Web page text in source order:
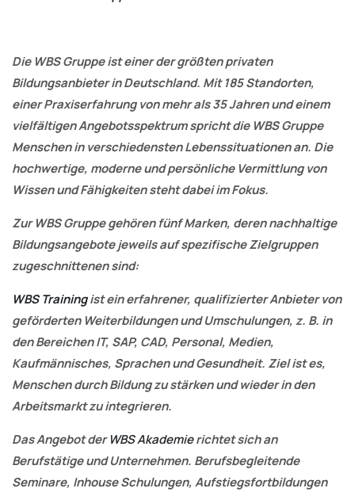
Die WBS Gruppe ist einer der größten privaten
Bildungsanbieter in Deutschland. Mit 185 Standorten,
einer Praxiserfahrung von mehr als 35 Jahren und einem
vielfältigen Angebotsspektrum spricht die WBS Gruppe
Menschen in verschiedensten Lebenssituationen an. Die
hochwertige, moderne und persönliche Vermittlung von
Wissen und Fähigkeiten steht dabei im Fokus.
Zur WBS Gruppe gehören fünf Marken, deren nachhaltige
Bildungsangebote jeweils auf spezifische Zielgruppen
zugeschnittenen sind:
WBS Trainingistein erfahrener, qualifizierter Anbieter von
geförderten Weiterbildungen und Umschulungen, z. B. in
den Bereichen IT, SAP, CAD, Personal, Medien,
Kaufmännisches, Sprachen und Gesundheit. Ziel ist es,
Menschen durch Bildung zu stärken und wieder in den
Arbeitsmarkt zu integrieren.
Das Angebot derWBS Akademierichtet sich an
Berufstätige und Unternehmen. Berufsbegleitende
Seminare, Inhouse Schulungen, Aufstiegsfortbildungen